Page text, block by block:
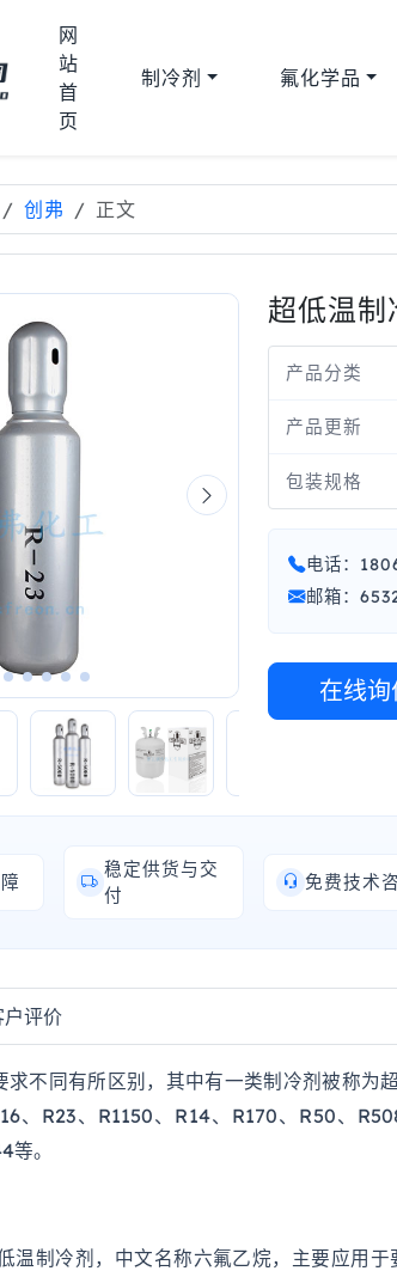
网
站
首
页
制冷剂 氟化学品
创弗 正文
超低温制
产品分类
产品更新
包装规格
电话：
邮箱：
在线询
稳定供货与交
付
免费技术
户评价
求不同有所区别，其中有一类制冷剂被称为
、R23、R1150、R14、R170、R50、
。
温制冷剂，中文名称六氟乙烷，主要应用